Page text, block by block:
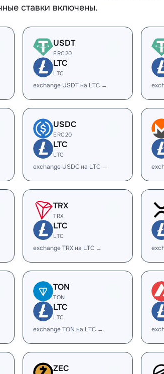
ставки включены.
USDT
ERC20
LTC
LTC
exchange USDT на LTC →
USDC
ERC20
LTC
LTC
exchange USDC на LTC →
TRX
TRX
LTC
LTC
exchange TRX на LTC →
TON
TON
LTC
LTC
exchange TON на LTC →
ZEC